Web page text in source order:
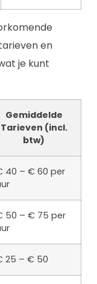
en
je kunt
Gemiddelde
Tarieven (incl.
btw)
40 – € 60 per
50 – € 75 per
25 – € 50